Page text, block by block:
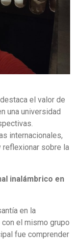
el valor de
una universidad
internacionales,
reflexionar sobre la
inalámbrico en
en la
el mismo grupo
fue comprender